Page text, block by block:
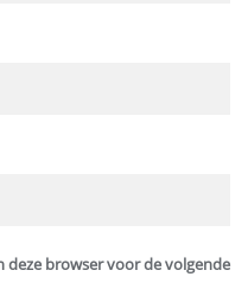
deze browser voor de volgende